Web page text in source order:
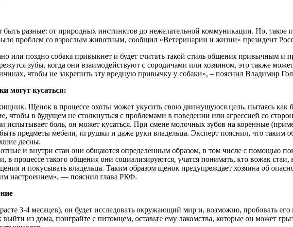
разные: от природных инстинктов до нежелательной коммуникации. Но, такое
проблем со взрослым животным, сообщил «Ветеринарии и жизни» президент
или поздно собака привыкнет и будет считать такой стиль общения привычным и
зубы, когда они взаимодействуют с сородичами или хозяином, это также
чтобы не закрепить эту вредную привычку у собаки», – пояснил Владимир
могут кусаться:
Щенок в процессе охоты может укусить свою движущуюся цель, пытаясь как
чтобы в будущем не столкнуться с проблемами в поведении или агрессией со
испытывает боль, он может кусаться. При смене молочных зубов на коренные
предметы мебели, игрушки и даже руки владельца. Эксперт пояснил, что таким
десны.
и внутри стаи они общаются определенным образом, в том числе с помощью
в процессе такого общения они социализируются, учатся понимать, кто вожак
и покусывать владельца. Таким образом щенок предупреждает хозяина об
настроением», — пояснил глава РКФ.
3-4 месяцев), он будет исследовать окружающий мир и, возможно, пробовать
выйти из дома, поиграйте с питомцем, оставьте ему лакомства, которые он может